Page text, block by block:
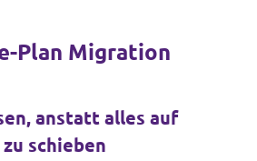
Plan Migration
anstatt alles auf
schieben